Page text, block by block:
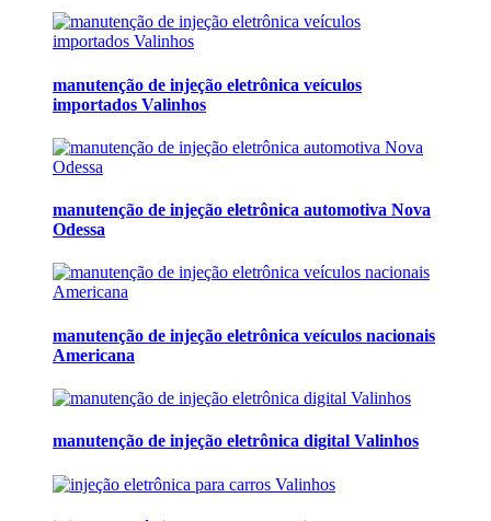
manutenção de injeção eletrônica veículos
importados Valinhos
manutenção de injeção eletrônica automotiva Nova
Odessa
manutenção de injeção eletrônica veículos nacionais
Americana
manutenção de injeção eletrônica digital Valinhos